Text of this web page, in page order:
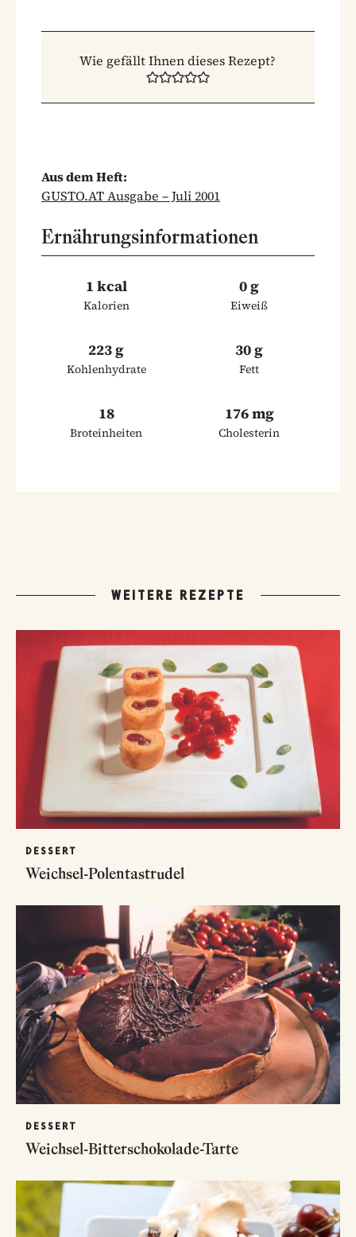
Wie gefällt Ihnen dieses Rezept?
Aus dem Heft:
GUSTO.AT Ausgabe – Juli 2001
Ernährungsinformationen
1 kcal
Kalorien
0 g
Eiweiß
223 g
Kohlenhydrate
30 g
Fett
18
Broteinheiten
176 mg
Cholesterin
WEITERE REZEPTE
DESSERT
Weichsel-Polentastrudel
DESSERT
Weichsel-Bitterschokolade-Tarte